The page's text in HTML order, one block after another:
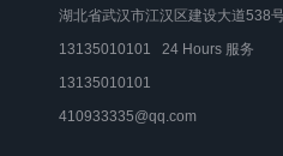
湖北省武汉市江汉区建设大道538
13135010101 24 Hours 服务
13135010101
410933335@qq.com